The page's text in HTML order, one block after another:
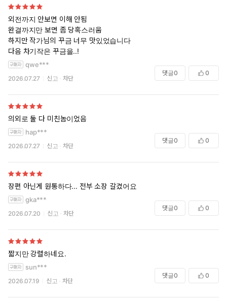
외전까지 안보면 이해 안됨
완결까지만 보면 좀 당혹스러움
하지만 작가님의 꾸금 너무 맛있었습니다
다음 차기작은 꾸금을..!
qwe***
2026.07.27 신고 차단
댓글0 0
의외로 둘 다 미친놈이었음
hap***
2026.07.27 신고 차단
댓글0 0
장편 아닌게 원통하다... 전부 소장 갈겼어요
gka***
2026.07.20 신고 차단
댓글0 0
짧지만 강렬하네요.
sun***
2026.07.19 신고 차단
댓글0 0